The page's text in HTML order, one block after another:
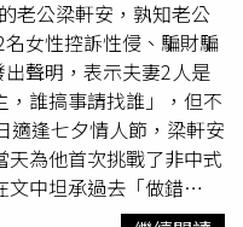
。而台中LaLaport分店
門市營運中。
老公梁軒安，孰知老公
女性控訴性侵、騙財騙
聲明，表示夫妻2人是
誰搞事請找誰」，但不
適逢七夕情人節，梁軒安
為他首次挑戰了非中式
中坦承過去「做錯
我可以以做錯事的身份奉